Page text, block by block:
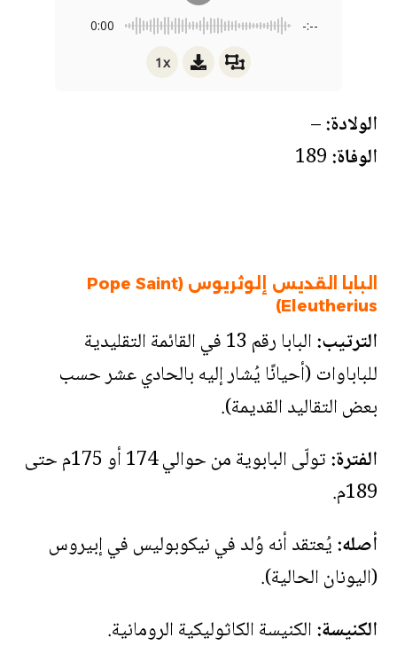
0:00 -:--
1x
الولادة:–
الوفاة:
البابا القديس إلوثريوس (Pope Saint
Eleutherius)
الترتيب:
البابا رقم 13 في القائمة التقليدية
للباباوات (أحيانًا يُشار إليه بالحادي عشر حسب
بعض التقاليد القديمة).
الفترة:
تولّى البابوية من حوالي 174 أو 175م حتى
189م.
أصله:يُعتقد أنه وُلد في نيكوبوليس في إبيروس
(اليونان الحالية).
الكنيسة:الكنيسة الكاثوليكية الرومانية.